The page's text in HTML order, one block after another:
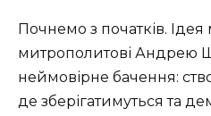
Почнемо з початків.
митрополитові Андрею
неймовірне бачення:
де зберігатимуться та